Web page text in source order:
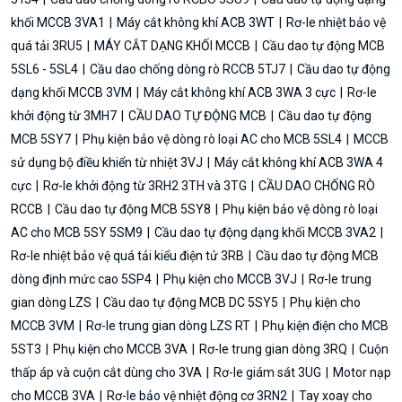
khối MCCB 3VA1
Máy cắt không khí ACB 3WT
Rơ-le nhiệt bảo vệ
quá tải 3RU5
MÁY CẮT DẠNG KHỐI MCCB
Cầu dao tự động MCB
5SL6 - 5SL4
Cầu dao chống dòng rò RCCB 5TJ7
Cầu dao tự động
dạng khối MCCB 3VM
Máy cắt không khí ACB 3WA 3 cực
Rơ-le
khởi động từ 3MH7
CẦU DAO TỰ ĐỘNG MCB
Cầu dao tự động
MCB 5SY7
Phụ kiện bảo vệ dòng rò loại AC cho MCB 5SL4
MCCB
sử dụng bộ điều khiển từ nhiệt 3VJ
Máy cắt không khí ACB 3WA 4
cực
Rơ-le khởi động từ 3RH2 3TH và 3TG
CẦU DAO CHỐNG RÒ
RCCB
Cầu dao tự động MCB 5SY8
Phụ kiện bảo vệ dòng rò loại
AC cho MCB 5SY 5SM9
Cầu dao tự động dạng khối MCCB 3VA2
Rơ-le nhiệt bảo vệ quá tải kiểu điện tử 3RB
Cầu dao tự động MCB
dòng định mức cao 5SP4
Phụ kiện cho MCCB 3VJ
Rơ-le trung
gian dòng LZS
Cầu dao tự động MCB DC 5SY5
Phụ kiện cho
MCCB 3VM
Rơ-le trung gian dòng LZS RT
Phụ kiện điện cho MCB
5ST3
Phụ kiện cho MCCB 3VA Rơ-le trung gian dòng 3RQ
Cuộn
thấp áp và cuộn cắt dùng cho 3VA
Rơ-le giám sát 3UG
Motor nạp
cho MCCB 3VA
Rơ-le bảo vệ nhiệt động cơ 3RN2 Tay xoay cho